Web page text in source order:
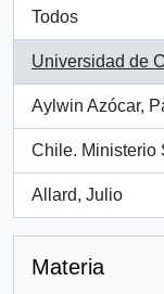
Todos
Universidad de
, 4 resultados
Aylwin Azócar,
, 1 resultados
Chile. Ministerio
, 1 resultados
Allard, Julio
, 1 resultados
Materia